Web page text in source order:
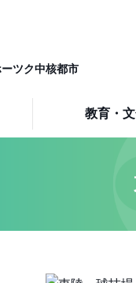
ツク中核都市
教育・